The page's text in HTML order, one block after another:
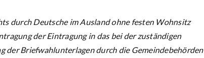
durch Deutsche im Ausland ohne festen Wohnsitz
der Eintragung in das bei der zuständigen
der Briefwahlunterlagen durch die Gemeindebehörden